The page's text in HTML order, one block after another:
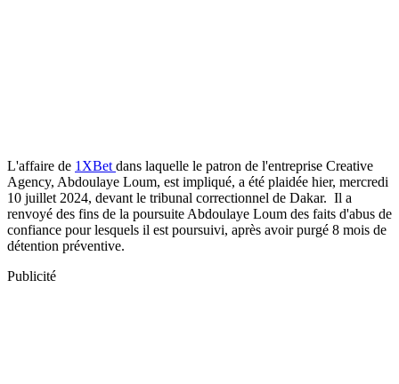
L'affaire de 1XBet dans laquelle le patron de l'entreprise Creative
Agency, Abdoulaye Loum, est impliqué, a été plaidée hier, mercredi
10 juillet 2024, devant le tribunal correctionnel de Dakar. Il a
renvoyé des fins de la poursuite Abdoulaye Loum des faits d'abus de
confiance pour lesquels il est poursuivi, après avoir purgé 8 mois de
détention préventive.
Publicité